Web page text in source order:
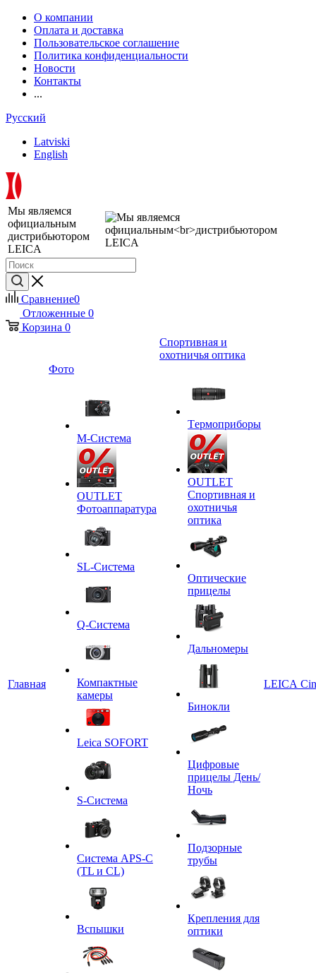
О компании
Оплата и доставка
Пользовательское соглашение
Политика конфиденциальности
Новости
Контакты
...
Русский
Latviski
English
Мы являемся
официальным
дистрибьютором
LEICA
Сравнение0
Отложенные 0
Корзина 0
Главная
Фото
M-Система
OUTLET
Фотоаппаратура
SL-Система
Q-Cистема
Компактные
камеры
Leica SOFORT
S-Система
Система APS-C
(TL и CL)
Вспышки
Спортивная и
охотничья оптика
Tермоприборы
OUTLET
Спортивная и
охотничья
оптика
Оптические
прицелы
Дальномеры
Бинокли
Цифровые
прицелы День/
Ночь
Подзорные
трубы
Крепления для
оптики
LEICA